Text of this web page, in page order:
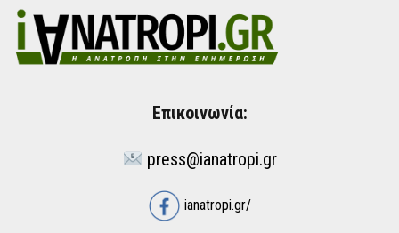
Επικοινωνία:
press@ianatropi.gr
ianatropi.gr/